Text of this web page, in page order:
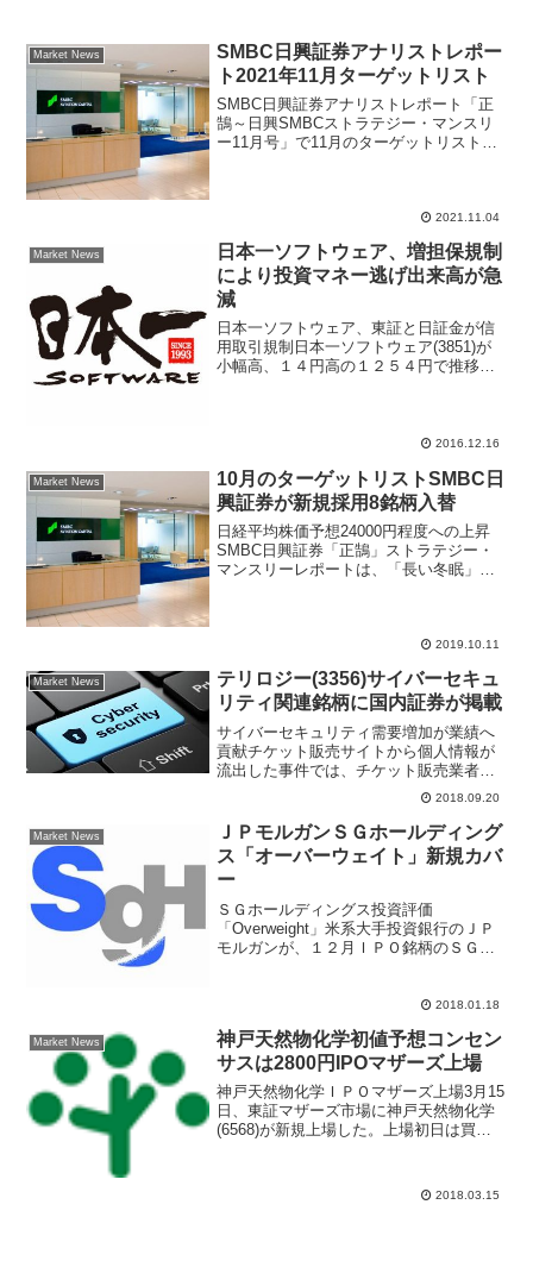
Market News
SMBC日興証券アナリストレポー
ト2021年11月ターゲットリスト
SMBC日興証券アナリストレポート「正
鵠～日興SMBCストラテジー・マンスリ
ー11月号」で11月のターゲットリスト銘
ションが髙過ぎない銘柄、コモディティ
価格上昇に恩恵を受ける銘柄など選挙後
の銘柄選びに参考情報として注目。
2021.11.04
Market News
日本一ソフトウェア、増担保規制
により投資マネー逃げ出来高が急
減
日本一ソフトウェア、東証と日証金が信
用取引規制日本一ソフトウェア(3851)が
小幅高、１４円高の１２５４円で推移、
2016.12.16
Market News
10月のターゲットリストSMBC日
興証券が新規採用8銘柄入替
日経平均株価予想24000円程度への上昇
SMBC日興証券「正鵠」ストラテジー・
マンスリーレポートは、「長い冬眠」か
2019.10.11
Market News
テリロジー(3356)サイバーセキュ
リティ関連銘柄に国内証券が掲載
サイバーセキュリティ需要増加が業績へ
貢献チケット販売サイトから個人情報が
流出した事件では、チケット販売業者が
再委託したソフト開発会社が狙われ、大
手航空会社は取引先とのメールをハッキ
ングされて振り込め詐欺被害に遭った。
こうしたサイバー事件、サ...
2018.09.20
Market News
ＪＰモルガンＳＧホールディング
ス「オーバーウェイト」新規カバ
ー
ＳＧホールディングス投資評価
「Overweight」米系大手投資銀行のＪＰ
モルガンが、１２月ＩＰＯ銘柄のＳＧホ
５０円とするアナリストレポートをリリ
2018.01.18
Market News
神戸天然物化学初値予想コンセン
サスは2800円IPOマザーズ上場
神戸天然物化学ＩＰＯマザーズ上場3月15
日、東証マザーズ市場に神戸天然物化学
(6568)が新規上場した。上場初日は買い
係者の間では神戸天然物化学初値予想は
2018.03.15